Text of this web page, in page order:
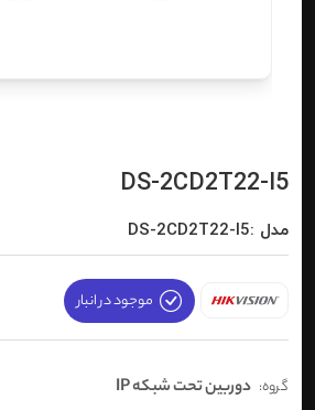
DS-2CD2T22-I5
مدل :DS-2CD2T22-I5
موجود در انبار
گروه: دوربین تحت شبکه IP